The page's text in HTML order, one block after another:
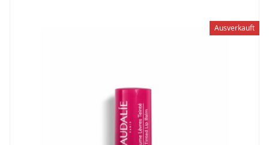
Ausverkauft